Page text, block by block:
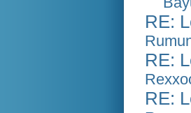
RE:
RE:
RE: